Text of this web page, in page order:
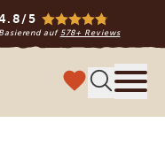
5
Basierend auf 578+ Reviews